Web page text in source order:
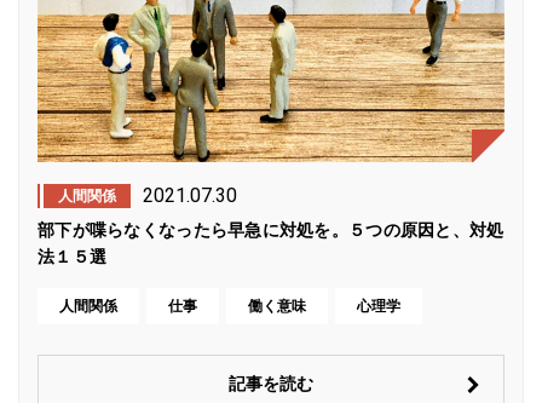
人間関係 2021.07.30
部下が喋らなくなったら早急に対処を。５つの原因と、対処
法１５選
人間関係 仕事 働く意味 心理学
記事を読む